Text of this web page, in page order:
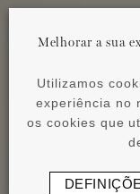
Melhorar a sua
Utilizamos
experiência no
os cookies que